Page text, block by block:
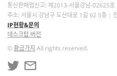
통신판매업신고: 제2013-서울강남-02625호
주소: 서울시 강남구 도산대로 1길 62 5층
IP현황&문의
데스크탑 버전
©황금가지 All rights reserved.